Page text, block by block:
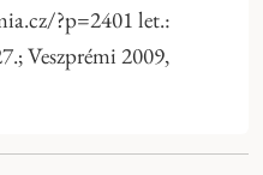
?p=2401 let.:
Veszprémi 2009,